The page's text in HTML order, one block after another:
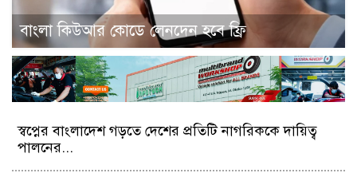
বাংলা কিউআর কোডে লেনদেন হবে ফ্রি
স্বপ্নের বাংলাদেশ গড়তে দেশের প্রতিটি নাগরিককে দায়িত্ব
পালনের...